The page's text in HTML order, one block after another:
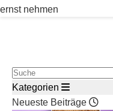
ernst nehmen
Blog durchsuchen
Kategorien
Neueste Beiträge